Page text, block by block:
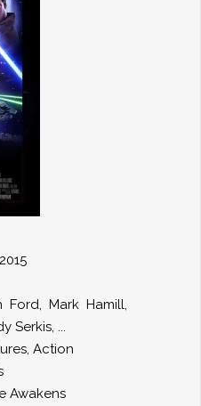
Ford, Mark Hamill,
Serkis, ...
, Action
Awakens